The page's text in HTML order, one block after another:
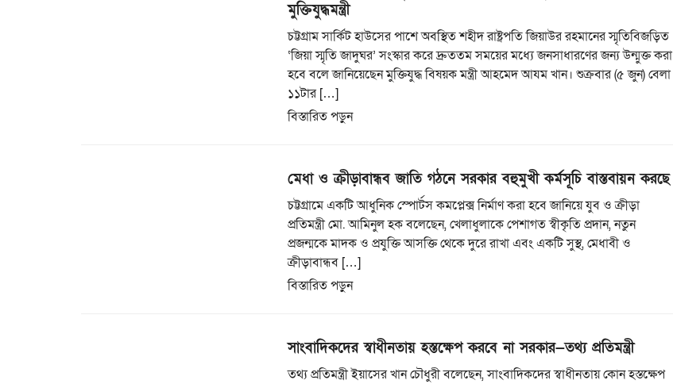
মুক্তিযুদ্ধমন্ত্রী
চট্টগ্রাম সার্কিট হাউসের পাশে অবস্থিত শহীদ রাষ্ট্রপতি জিয়াউর রহমানের স্মৃতিবিজড়িত
‘জিয়া স্মৃতি জাদুঘর’ সংস্কার করে দ্রুততম সময়ের মধ্যে জনসাধারণের জন্য উন্মুক্ত করা
হবে বলে জানিয়েছেন মুক্তিযুদ্ধ বিষয়ক মন্ত্রী আহমেদ আযম খান। শুক্রবার (৫ জুন) বেলা
১১টার […]
বিস্তারিত পড়ুন
মেধা ও ক্রীড়াবান্ধব জাতি গঠনে সরকার বহুমুখী কর্মসূচি বাস্তবায়ন করছে
চট্টগ্রামে একটি আধুনিক স্পোর্টস কমপ্লেক্স নির্মাণ করা হবে জানিয়ে যুব ও ক্রীড়া
প্রতিমন্ত্রী মো. আমিনুল হক বলেছেন, খেলাধুলাকে পেশাগত স্বীকৃতি প্রদান, নতুন
প্রজন্মকে মাদক ও প্রযুক্তি আসক্তি থেকে দুরে রাখা এবং একটি সুস্থ, মেধাবী ও
ক্রীড়াবান্ধব […]
বিস্তারিত পড়ুন
সাংবাদিকদের স্বাধীনতায় হস্তক্ষেপ করবে না সরকার—তথ্য প্রতিমন্ত্রী
তথ্য প্রতিমন্ত্রী ইয়াসের খান চৌধুরী বলেছেন, সাংবাদিকদের স্বাধীনতায় কোন হস্তক্ষেপ